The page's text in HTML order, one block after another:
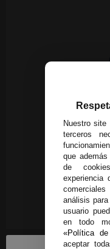
Nuestro
terceros
que
de
experiencia
análisis
usuario
en todo
«Política
aceptar